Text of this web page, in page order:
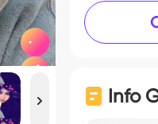
Info